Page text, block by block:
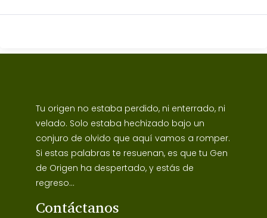
Tu origen no estaba perdido, ni enterrado, ni
velado. Solo estaba hechizado bajo un
conjuro de olvido que aquí vamos a romper.
Si estas palabras te resuenan, es que tu Gen
de Origen ha despertado, y estás de
regreso...
Contáctanos